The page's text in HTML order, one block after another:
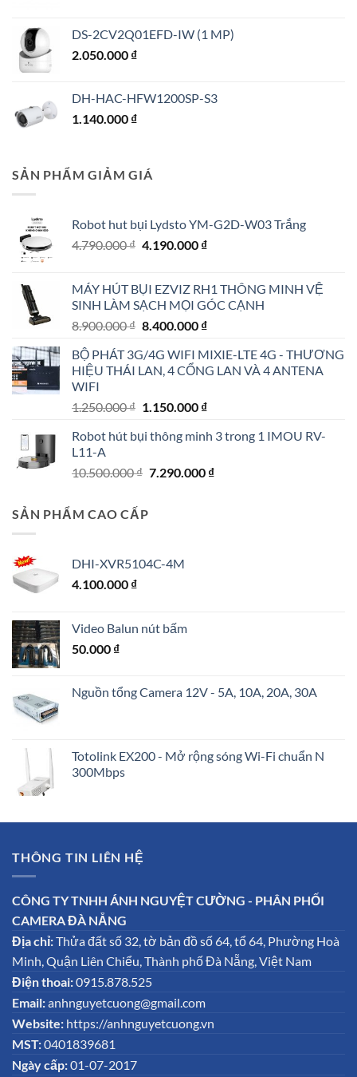
DS-2CV2Q01EFD-IW (1 MP)
2.050.000 ₫
DH-HAC-HFW1200SP-S3
1.140.000 ₫
SẢN PHẨM GIẢM GIÁ
Robot hut bụi Lydsto YM-G2D-W03 Trắng
4.790.000₫ Giá
4.790.000 ₫.
4.190.000 ₫Giá
là:
4.190.000 ₫.
MÁY HÚT BỤI EZVIZ RH1 THÔNG MINH VỆ
SINH LÀM SẠCH MỌI GÓC CẠNH
8.900.000₫ Giá
là:
8.900.000 ₫.
8.400.000 ₫Giá
tại
là:
BỘ PHÁT 3G/4G WIFI MIXIE-LTE 4G - THƯƠNG
HIỆU THÁI LAN, 4 CỔNG LAN VÀ 4 ANTENA
WIFI
1.250.000₫ Giá
là:
1.150.000 ₫Giá
tại
1.150.000 ₫.
Robot hút bụi thông minh 3 trong 1 IMOU RV-
L11-A
10.500.000₫ Giá
7.290.000 ₫Giá
SẢN PHẨM CAO CẤP
DHI-XVR5104C-4M
4.100.000 ₫
Video Balun nút bấm
50.000 ₫
Nguồn tổng Camera 12V - 5A, 10A, 20A, 30A
Totolink EX200 - Mở rộng sóng Wi-Fi chuẩn N
300Mbps
THÔNG TIN LIÊN HỆ
CÔNG TY TNHH ÁNH NGUYỆT CƯỜNG - PHÂN PHỐI
CAMERA ĐÀ NẴNG
Địa chỉ:Thửa đất số 32, tờ bản đồ số 64, tổ 64, Phường Hoà
Minh, Quận Liên Chiểu, Thành phố Đà Nẵng, Việt Nam
Điện thoai:0915.878.525
Email:anhnguyetcuong@gmail.com
Website: https://anhnguyetcuong.vn
MST:0401839681
Ngày cấp:01-07-2017